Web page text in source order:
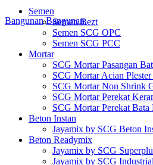
Bangunan Bangunan
Semen
Semen Bezt
Semen SCG OPC
Semen SCG PCC
Mortar
SCG Mortar Pasangan
SCG Mortar Acian
SCG Mortar Non Shrink
SCG Mortar Perekat
SCG Mortar Perekat Bata
Beton Instan
Jayamix by SCG Beton
Beton Readymix
Jayamix by SCG
Jayamix by SCG